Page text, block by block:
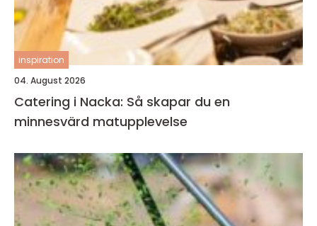
inspiration
04. August 2026
Catering i Nacka: Så skapar du en
minnesvärd matupplevelse